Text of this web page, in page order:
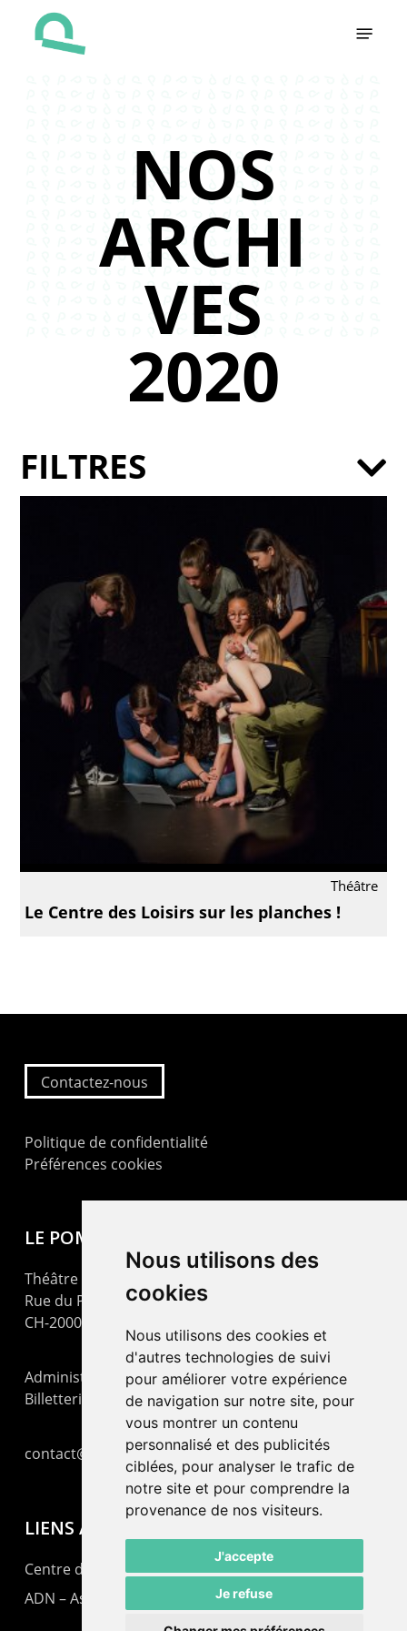
Nous utilisons des
cookies
Nous utilisons des cookies et
d'autres technologies de suivi
pour améliorer votre expérience
de navigation sur notre site, pour
vous montrer un contenu
personnalisé et des publicités
ciblées, pour analyser le trafic de
notre site et pour comprendre la
provenance de nos visiteurs.
J'accepte
Je refuse
NOS
ARCHI
VES
2020
Théâtre
Le Centre des Loisirs sur les planches !
FILTRES
Contactez-nous
Politique de confidentialité
Préférences cookies
LE POMMIER
Théâtre – Centre Culturel Neuchâtelois
Rue du Pommier 9
CH-2000 Neuchâtel
Administration : +41 32 725 03 03
Billetterie : +41 32 725 05 05
contact@lepommier.ch
LIENS AMIS
Centre de culture ABC
ADN – Association Danse Neuchâtel